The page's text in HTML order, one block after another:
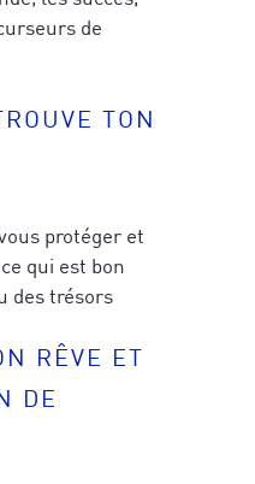
de
TON
protéger et
qui est bon
des trésors
RÊVE ET
DE
et aux